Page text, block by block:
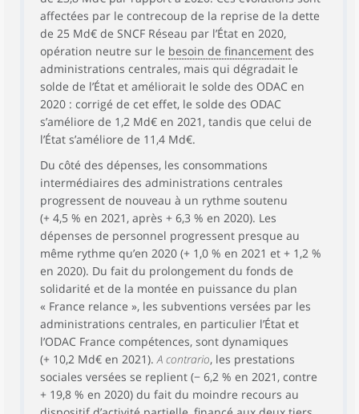
affectées par le contrecoup de la reprise de la dette
de 25 Md€ de SNCF Réseau par l’État en 2020,
opération neutre sur le besoin de financement des
administrations centrales, mais qui dégradait le
solde de l’État et améliorait le solde des ODAC en
2020 : corrigé de cet effet, le solde des ODAC
s’améliore de 1,2 Md€ en 2021, tandis que celui de
l’État s’améliore de 11,4 Md€.
Du côté des dépenses, les consommations
intermédiaires des administrations centrales
progressent de nouveau à un rythme soutenu
(+ 4,5 % en 2021, après + 6,3 % en 2020). Les
dépenses de personnel progressent presque au
même rythme qu’en 2020 (+ 1,0 % en 2021 et + 1,2 %
en 2020). Du fait du prolongement du fonds de
solidarité et de la montée en puissance du plan
« France relance », les subventions versées par les
administrations centrales, en particulier l’État et
l’ODAC France compétences, sont dynamiques
(+ 10,2 Md€ en 2021).A contrario, les prestations
sociales versées se replient (− 6,2 % en 2021, contre
+ 19,8 % en 2020) du fait du moindre recours au